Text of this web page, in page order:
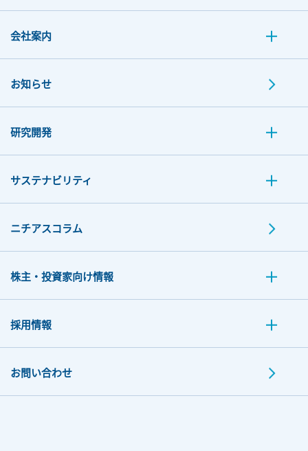
会社案内
お知らせ
研究開発
サステナビリティ
ニチアスコラム
株主・投資家向け情報
採用情報
お問い合わせ